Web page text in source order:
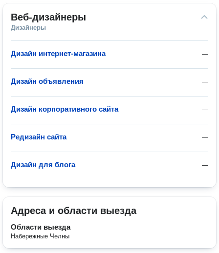
Веб-дизайнеры
Дизайнеры
—
Дизайн интернет-магазина
—
Дизайн объявления
—
Дизайн корпоративного сайта
—
Редизайн сайта
—
Дизайн для блога
Адреса и области выезда
Области выезда
Набережные Челны